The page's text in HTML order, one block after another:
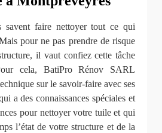
savent faire nettoyer tout ce qui
pour ne pas prendre de risque
il vaut confiez cette tâche
cela, BatiPro Rénov SARL
sur le savoir-faire avec ses
a des connaissances spéciales et
pour nettoyer votre tuile et qui
l’état de votre structure et de la